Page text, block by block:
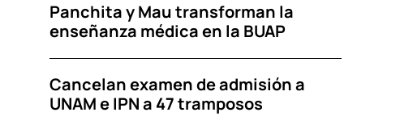
Panchita y Mau transforman la
enseñanza médica en la BUAP
Cancelan examen de admisión a
UNAM e IPN a 47 tramposos